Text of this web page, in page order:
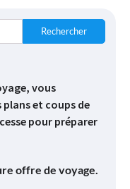
Rechercher
vous
et coups de
pour préparer
offre de voyage.